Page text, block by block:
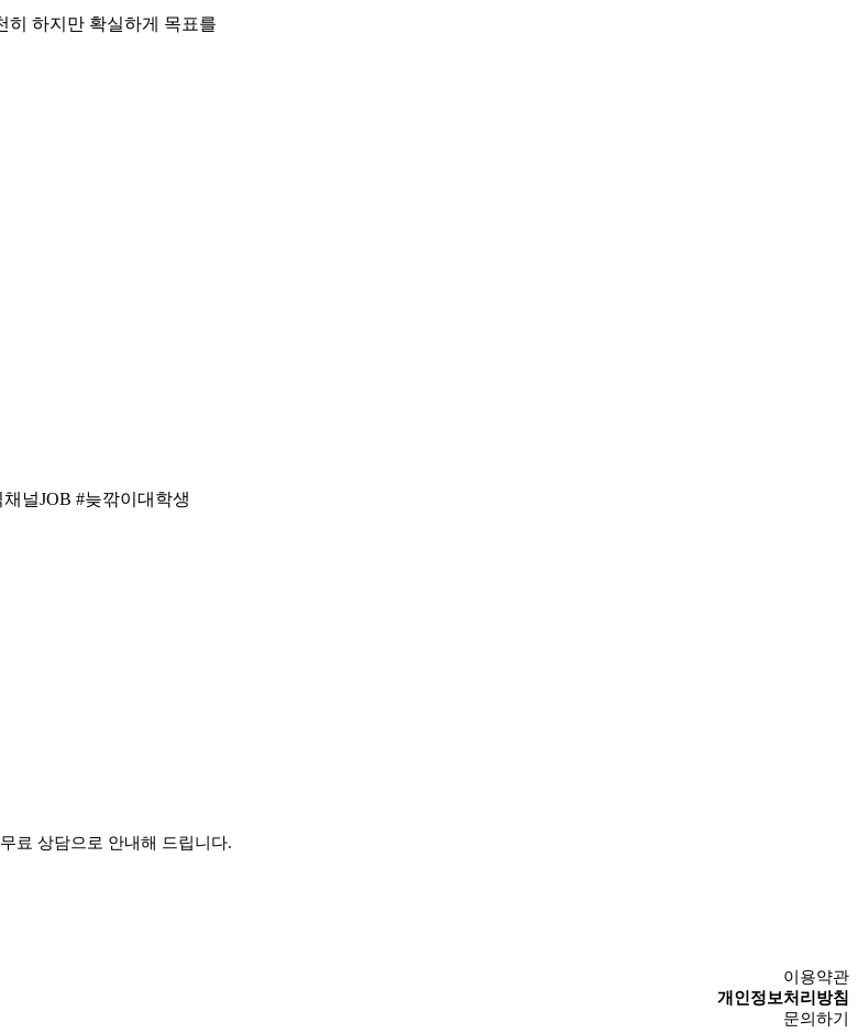
히 하지만 확실하게 목표를
널JOB #늦깎이대학생
료 상담으로 안내해 드립니다.
이용약관
개인정보처리방침
문의하기